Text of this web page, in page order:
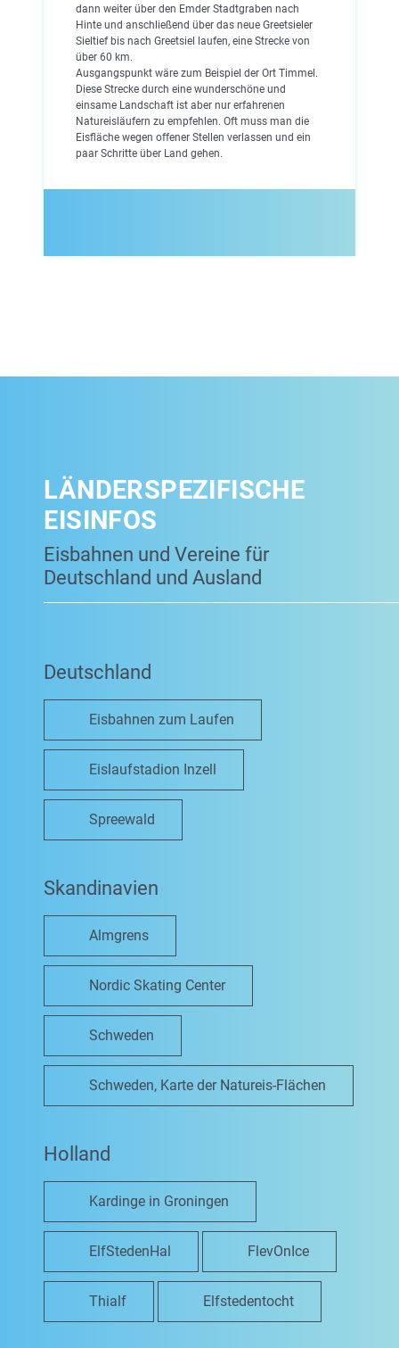
dann weiter über den Emder Stadtgraben nach
Hinte und anschließend über das neue Greetsieler
Sieltief bis nach Greetsiel laufen, eine Strecke von
über 60 km.
Ausgangspunkt wäre zum Beispiel der Ort Timmel.
Diese Strecke durch eine wunderschöne und
einsame Landschaft ist aber nur erfahrenen
Natureisläufern zu empfehlen. Oft muss man die
Eisfläche wegen offener Stellen verlassen und ein
paar Schritte über Land gehen.
LÄNDERSPEZIFISCHE
EISINFOS
Eisbahnen und Vereine für
Deutschland und Ausland
Deutschland
Eisbahnen zum Laufen
Eislaufstadion Inzell
Spreewald
Skandinavien
Almgrens
Nordic Skating Center
Schweden
Schweden, Karte der Natureis-Flächen
Holland
Kardinge in Groningen
ElfStedenHal FlevOnIce
Thialf Elfstedentocht